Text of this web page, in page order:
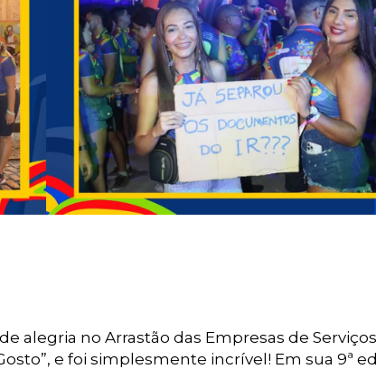
alegria no Arrastão das Empresas de Serviços
e foi simplesmente incrível! Em sua 9ª